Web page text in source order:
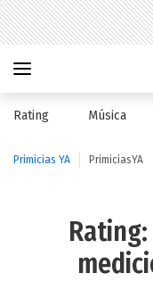
Rating Música
Primicias YA PrimiciasYA
Rating: